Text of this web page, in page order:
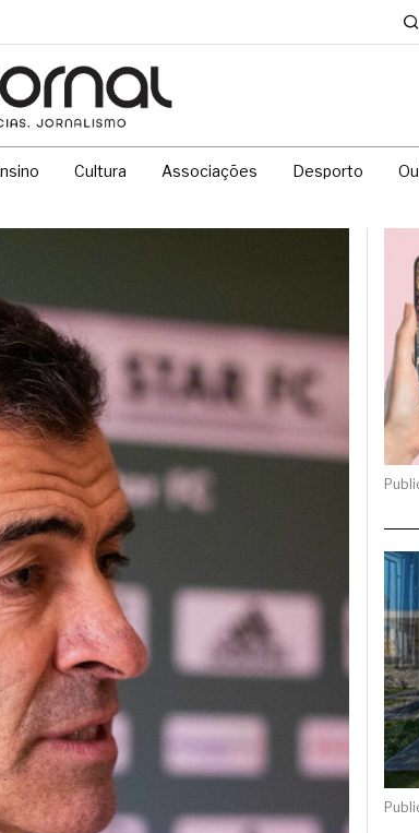
Cultura Associações Desporto